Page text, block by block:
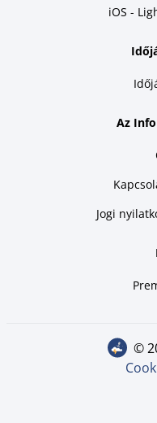
iOS -
Az
Jogi
©